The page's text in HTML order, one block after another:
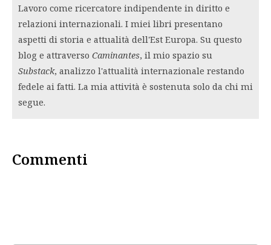
Lavoro come ricercatore indipendente in diritto e
relazioni internazionali. I miei libri presentano
aspetti di storia e attualità dell'Est Europa. Su questo
blog e attraverso Caminantes, il mio spazio su
Substack, analizzo l'attualità internazionale restando
fedele ai fatti. La mia attività è sostenuta solo da chi mi
segue.
Commenti